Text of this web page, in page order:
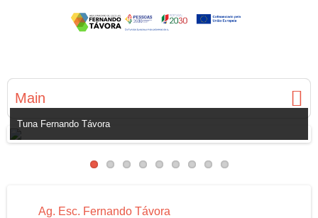
Main
Tuna Fernando Távora
Ag. Esc. Fernando Távora